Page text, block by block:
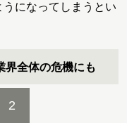
になってしまうとい
界全体の危機にも
2